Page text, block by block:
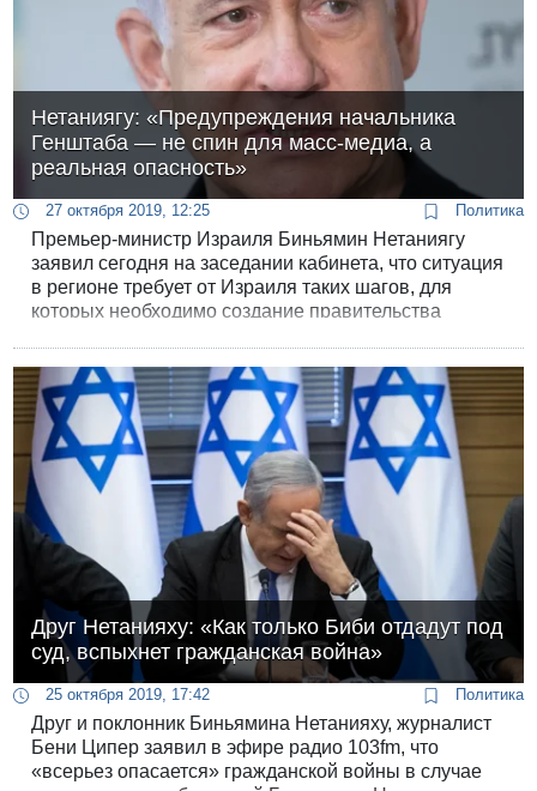
Нетаниягу: «Предупреждения начальника
Генштаба — не спин для масс-медиа, а
реальная опасность»
27 октября 2019, 12:25 Политика
Премьер-министр Израиля Биньямин Нетаниягу
заявил сегодня на заседании кабинета, что ситуация
в регионе требует от Израиля таких шагов, для
которых необходимо создание правительства
Друг Нетанияху: «Как только Биби отдадут под
суд, вспыхнет гражданская война»
25 октября 2019, 17:42 Политика
Друг и поклонник Биньямина Нетанияху, журналист
Бени Ципер заявил в эфире радио 103fm, что
«всерьез опасается» гражданской войны в случае